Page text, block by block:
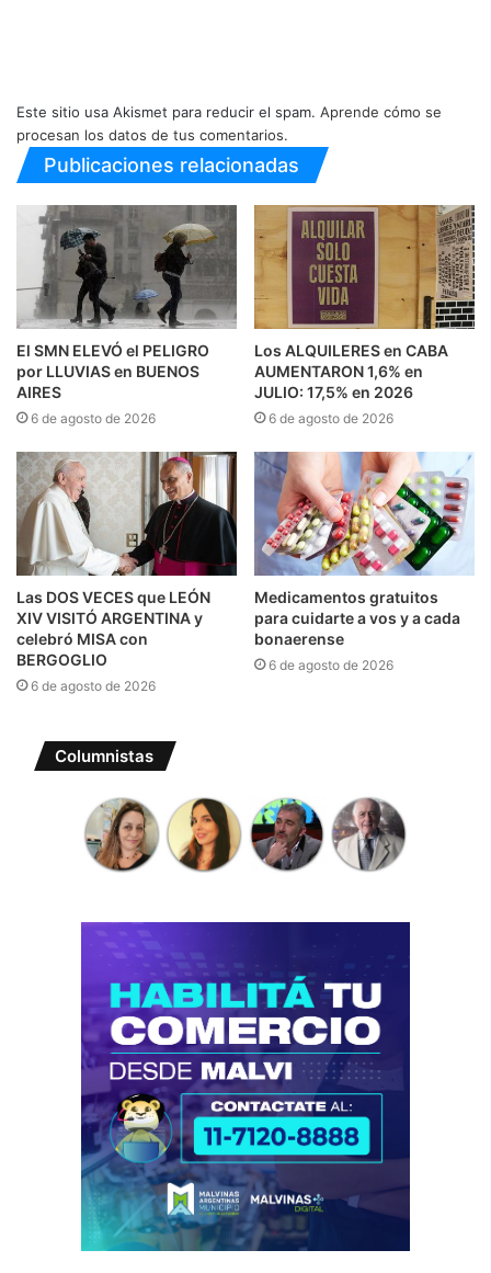
Este sitio usa Akismet para reducir el spam. Aprende cómo se
procesan los datos de tus comentarios.
Publicaciones relacionadas
El SMN ELEVÓ el PELIGRO
por LLUVIAS en BUENOS
AIRES
6 de agosto de 2026
Los ALQUILERES en CABA
AUMENTARON 1,6% en
JULIO: 17,5% en 2026
6 de agosto de 2026
Las DOS VECES que LEÓN
XIV VISITÓ ARGENTINA y
celebró MISA con
BERGOGLIO
6 de agosto de 2026
Medicamentos gratuitos
para cuidarte a vos y a cada
bonaerense
6 de agosto de 2026
Columnistas